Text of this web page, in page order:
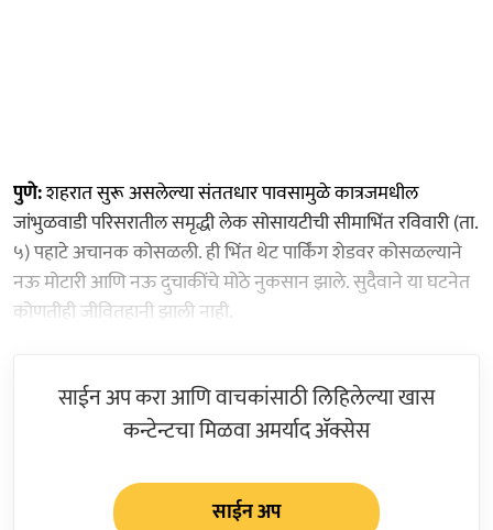
पुणे:शहरात सुरू असलेल्या संततधार पावसामुळे कात्रजमधील
जांभुळवाडी परिसरातील समृद्धी लेक सोसायटीची सीमाभिंत रविवारी (ता.
५) पहाटे अचानक कोसळली. ही भिंत थेट पार्किंग शेडवर कोसळल्याने
नऊ मोटारी आणि नऊ दुचाकींचे मोठे नुकसान झाले. सुदैवाने या घटनेत
कोणतीही जीवितहानी झाली नाही.
साईन अप करा आणि वाचकांसाठी लिहिलेल्या खास
कन्टेन्टचा मिळवा अमर्याद ॲक्सेस
साईन अप